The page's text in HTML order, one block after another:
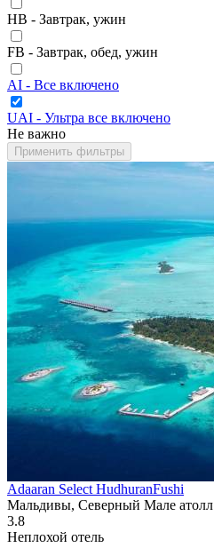
HB - Завтрак, ужин
FB - Завтрак, обед, ужин
AI - Все включено
UAI - Ультра все включено
Не важно
Применить фильтры
Adaaran Select HudhuranFushi
Мальдивы, Северный Мале атолл
3.8
Неплохой отель